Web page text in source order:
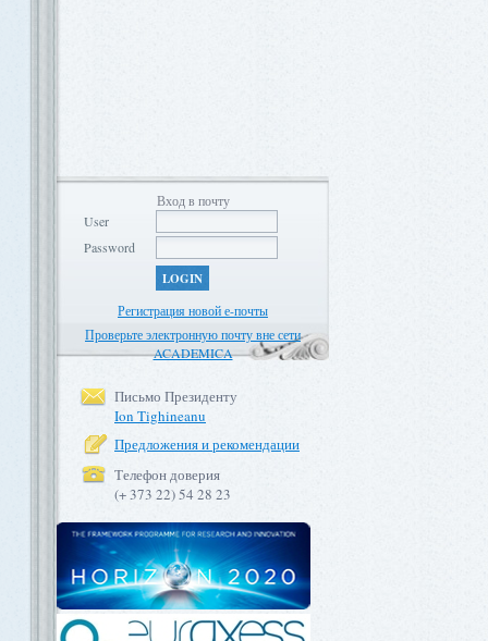
Вход в почту
User
Password
LOGIN
Регистрация новой е-почты
Проверьте электронную почту вне сети
ACADEMICA
Письмо Президенту
Ion Tighineanu
Предложения и рекомендации
Телефон доверия
(+ 373 22) 54 28 23